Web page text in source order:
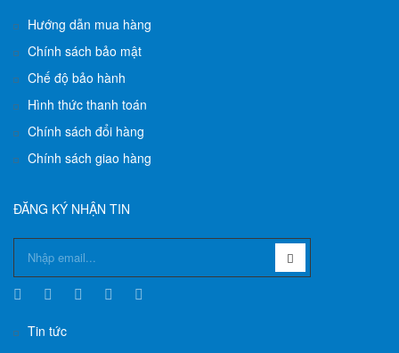
Hướng dẫn mua hàng
Chính sách bảo mật
Chế độ bảo hành
Hình thức thanh toán
Chính sách đổi hàng
Chính sách giao hàng
ĐĂNG KÝ NHẬN TIN
Tin tức